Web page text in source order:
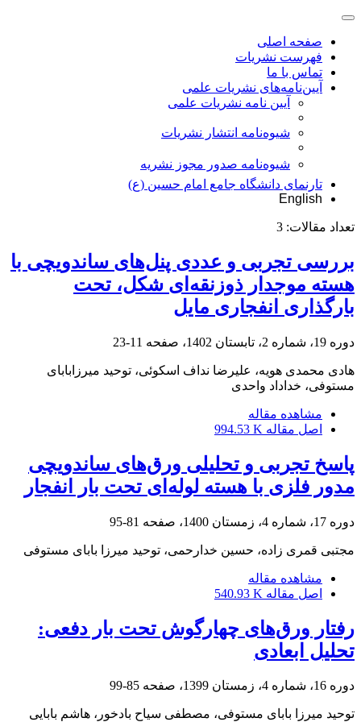
صفحه اصلی
فهرست نشریات
تماس با ما
آیین‌نامه‌های نشریات علمی
آیین نامه نشریات علمی
شیوه‌نامه انتشار نشریات
شیوهنامه صدور مجوز نشریه
تارنمای دانشگاه جامع امام حسین (ع)
English
تعداد مقالات: 3
بررسی تجربی و عددی پنل‌های ساندویچی با
هسته موجدار ذوزنقه‌ای شکل، تحت
بارگذاری انفجاری مایل
دوره 19، شماره 2، تابستان 1402، صفحه 11-23
هادی محمدی هویه، علیرضا نداف اسکوئی، توحید میرزابابای
مستوفی، خداداد واحدی
مشاهده مقاله
اصل مقاله 994.53 K
پاسخ تجربی و تحلیلی ورق‌های ساندویچی
مدور فلزی با هسته لوله‌ای تحت بار انفجار
دوره 17، شماره 4، زمستان 1400، صفحه 81-95
مجتبی قمری زاده، حسین خدارحمی، توحید میرزا بابای مستوفی
مشاهده مقاله
اصل مقاله 540.93 K
رفتار ورق‌های چهارگوش تحت بار دفعی:
تحلیل ابعادی
دوره 16، شماره 4، زمستان 1399، صفحه 85-99
توحید میرزا بابای مستوفی، مصطفی سیاح بادخور، هاشم بابایی